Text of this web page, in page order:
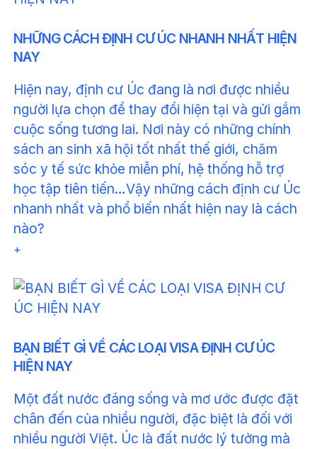
NHỮNG CÁCH ĐỊNH CƯ ÚC NHANH NHẤT HIỆN
NAY
Hiện nay, định cư Úc đang là nơi được nhiều
người lựa chọn để thay đổi hiện tại và gửi gắm
cuộc sống tương lai. Nơi này có những chính
sách an sinh xã hội tốt nhất thế giới, chăm
sóc y tế sức khỏe miễn phí, hệ thống hỗ trợ
học tập tiên tiến…Vậy những cách định cư Úc
nhanh nhất và phổ biến nhất hiện nay là cách
nào?
+
BẠN BIẾT GÌ VỀ CÁC LOẠI VISA ĐỊNH CƯ ÚC
HIỆN NAY
Một đất nước đáng sống và mơ ước được đặt
chân đến của nhiều người, đặc biệt là đối với
nhiều người Việt. Úc là đất nước lý tưởng mà